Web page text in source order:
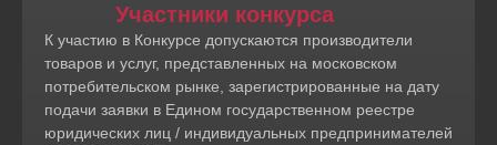
Участники конкурса
К участию в Конкурсе допускаются производители
товаров и услуг, представленных на московском
потребительском рынке, зарегистрированные на дату
подачи заявки в Едином государственном реестре
юридических лиц / индивидуальных предпринимателей